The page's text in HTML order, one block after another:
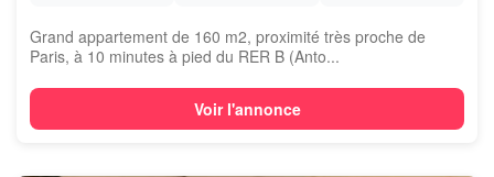
Grand appartement de 160 m2, proximité très proche de
Paris, à 10 minutes à pied du RER B (Anto...
Voir l'annonce